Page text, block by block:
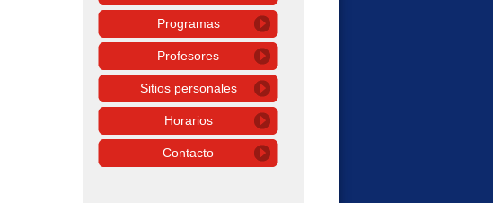
Programas
Profesores
Sitios personales
Horarios
Contacto